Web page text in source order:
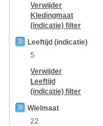
Verwijder
Kledingmaat
(indicatie) filter
Leeftijd (indicatie)
5
Verwijder
Leeftijd
(indicatie) filter
Wielmaat
22